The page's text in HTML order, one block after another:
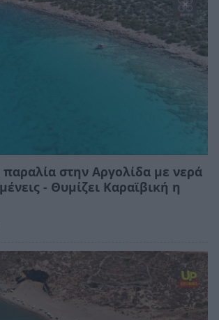
στην Αργολίδα με νερά
- Θυμίζει Καραϊβική η